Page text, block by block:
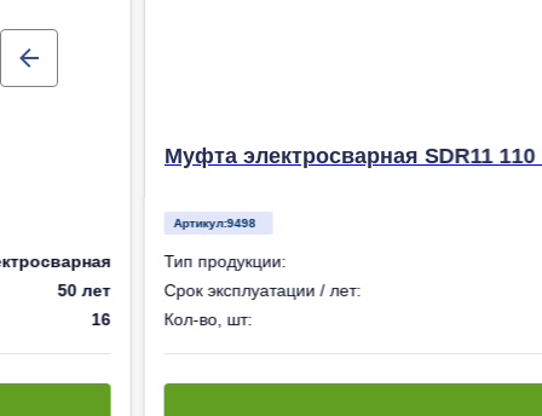
50 лет
16
Муфта электросварная SDR11
Артикул:9498
Тип продукции:
Срок эксплуатации / лет:
Кол-во, шт: